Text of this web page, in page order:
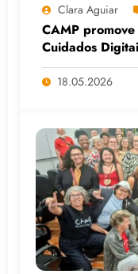
Clara Aguiar
CAMP
Cuidados
Big Techs e da
18.05.2026